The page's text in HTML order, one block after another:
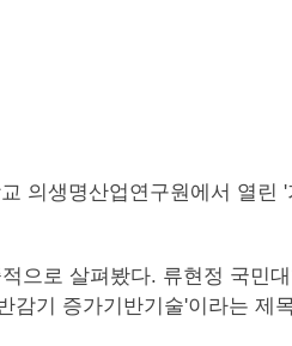
의생명산업연구원에서 열
으로 살펴봤다. 류현정 국민
감기 증가기반기술'이라는 제